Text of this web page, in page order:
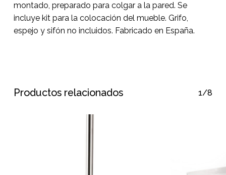
montado, preparado para colgar a la pared. Se
incluye kit para la colocación del mueble. Grifo,
espejo y sifón no incluidos. Fabricado en España.
Productos relacionados 1/8